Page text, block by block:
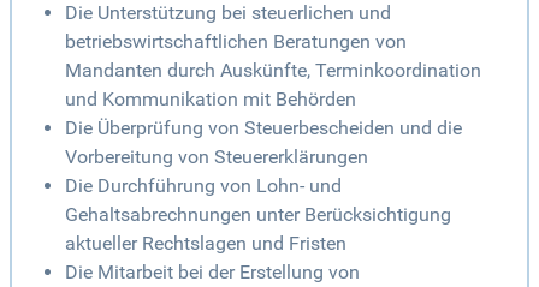
Die Unterstützung bei steuerlichen und
betriebswirtschaftlichen Beratungen von
Mandanten durch Auskünfte, Terminkoordination
und Kommunikation mit Behörden
Die Überprüfung von Steuerbescheiden und die
Vorbereitung von Steuererklärungen
Die Durchführung von Lohn- und
Gehaltsabrechnungen unter Berücksichtigung
aktueller Rechtslagen und Fristen
Die Mitarbeit bei der Erstellung von